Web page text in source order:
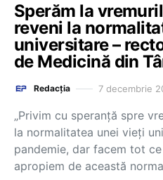
Sperăm la
reveni la
universitare –
de Medicină din
Redacția 7 decembrie
„Privim cu speranţă spre
la normalitatea unei vieţi
pandemie, dar facem tot
apropiem de această